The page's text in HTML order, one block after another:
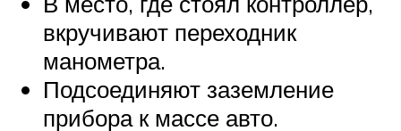
вкручивают переходник
манометра.
Подсоединяют заземление
прибора к массе авто.